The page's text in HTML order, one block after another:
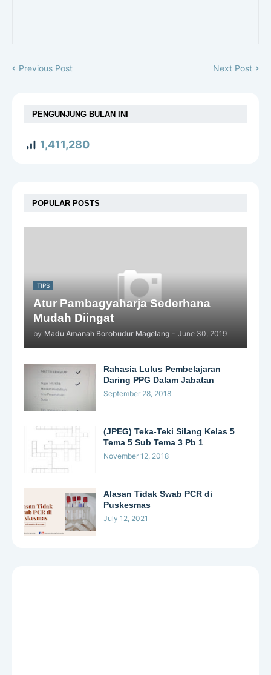
Previous Post Next Post
PENGUNJUNG BULAN INI
1,411,280
POPULAR POSTS
TIPS
Atur Pambagyaharja Sederhana
Mudah Diingat
by Madu Amanah Borobudur Magelang - June 30, 2019
Rahasia Lulus Pembelajaran
Daring PPG Dalam Jabatan
September 28, 2018
(JPEG) Teka-Teki Silang Kelas 5
Tema 5 Sub Tema 3 Pb 1
November 12, 2018
Alasan Tidak Swab PCR di
Puskesmas
July 12, 2021